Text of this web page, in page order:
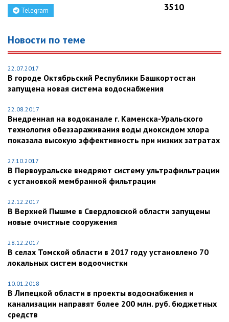
Telegram
3510
Новости по теме
22.07.2017
В городе Октябрьский Республики Башкортостан
запущена новая система водоснабжения
22.08.2017
Внедренная на водоканале г. Каменска-Уральского
технология обеззараживания воды диоксидом хлора
показала высокую эффективность при низких затратах
27.10.2017
В Первоуральске внедряют систему ультрафильтрации
с установкой мембранной фильтрации
22.12.2017
В Верхней Пышме в Свердловской области запущены
новые очистные сооружения
28.12.2017
В селах Томской области в 2017 году установлено 70
локальных систем водоочистки
10.01.2018
В Липецкой области в проекты водоснабжения и
канализации направят более 200 млн. руб. бюджетных
средств